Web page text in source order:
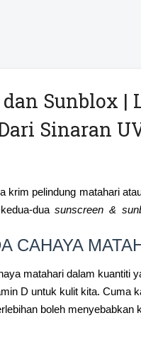
Sunblox
Sinaran
krim pelindung matahari
duasunscreen &
CAHAYA
matahari dalam kuantiti
D untuk kulit kita. Cuma
boleh menyebabkan